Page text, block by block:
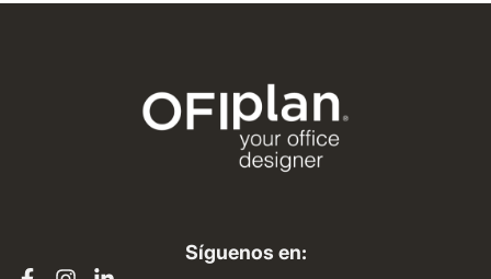
Síguenos en: